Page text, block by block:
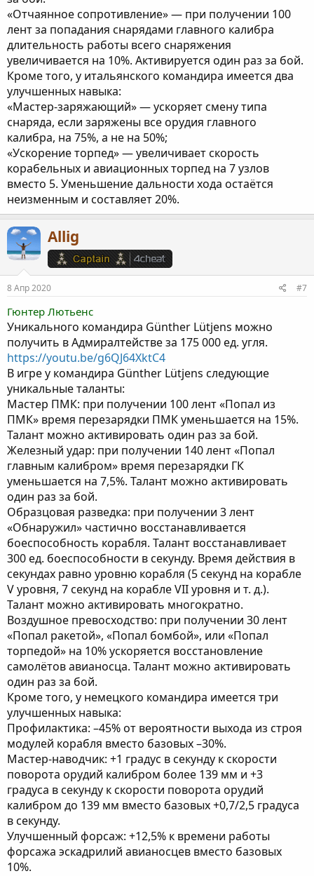
«Отчаянное сопротивление» — при получении 100
лент за попадания снарядами главного калибра
длительность работы всего снаряжения
увеличивается на 10%. Активируется один раз за бой.
Кроме того, у итальянского командира имеется два
улучшенных навыка:
«Мастер-заряжающий» — ускоряет смену типа
снаряда, если заряжены все орудия главного
калибра, на 75%, а не на 50%;
«Ускорение торпед» — увеличивает скорость
корабельных и авиационных торпед на 7 узлов
вместо 5. Уменьшение дальности хода остаётся
неизменным и составляет 20%.
Allig
8 Апр 2020 #7
Гюнтер Лютьенс
Уникального командира Günther Lütjens можно
получить в Адмиралтействе за 175 000 ед. угля.
https://youtu.be/g6QJ64XktC4
В игре у командира Günther Lütjens следующие
уникальные таланты:
Мастер ПМК: при получении 100 лент «Попал из
ПМК» время перезарядки ПМК уменьшается на 15%.
Талант можно активировать один раз за бой.
Железный удар: при получении 140 лент «Попал
главным калибром» время перезарядки ГК
уменьшается на 7,5%. Талант можно активировать
один раз за бой.
Образцовая разведка: при получении 3 лент
«Обнаружил» частично восстанавливается
боеспособность корабля. Талант восстанавливает
300 ед. боеспособности в секунду. Время действия в
секундах равно уровню корабля (5 секунд на корабле
V уровня, 7 секунд на корабле VII уровня и т. д.).
Талант можно активировать многократно.
Воздушное превосходство: при получении 30 лент
«Попал ракетой», «Попал бомбой», или «Попал
торпедой» на 10% ускоряется восстановление
самолётов авианосца. Талант можно активировать
один раз за бой.
Кроме того, у немецкого командира имеется три
улучшенных навыка:
Профилактика: –45% от вероятности выхода из строя
модулей корабля вместо базовых –30%.
Мастер-наводчик: +1 градус в секунду к скорости
поворота орудий калибром более 139 мм и +3
градуса в секунду к скорости поворота орудий
калибром до 139 мм вместо базовых +0,7/2,5 градуса
в секунду.
Улучшенный форсаж: +12,5% к времени работы
форсажа эскадрилий авианосцев вместо базовых
10%.